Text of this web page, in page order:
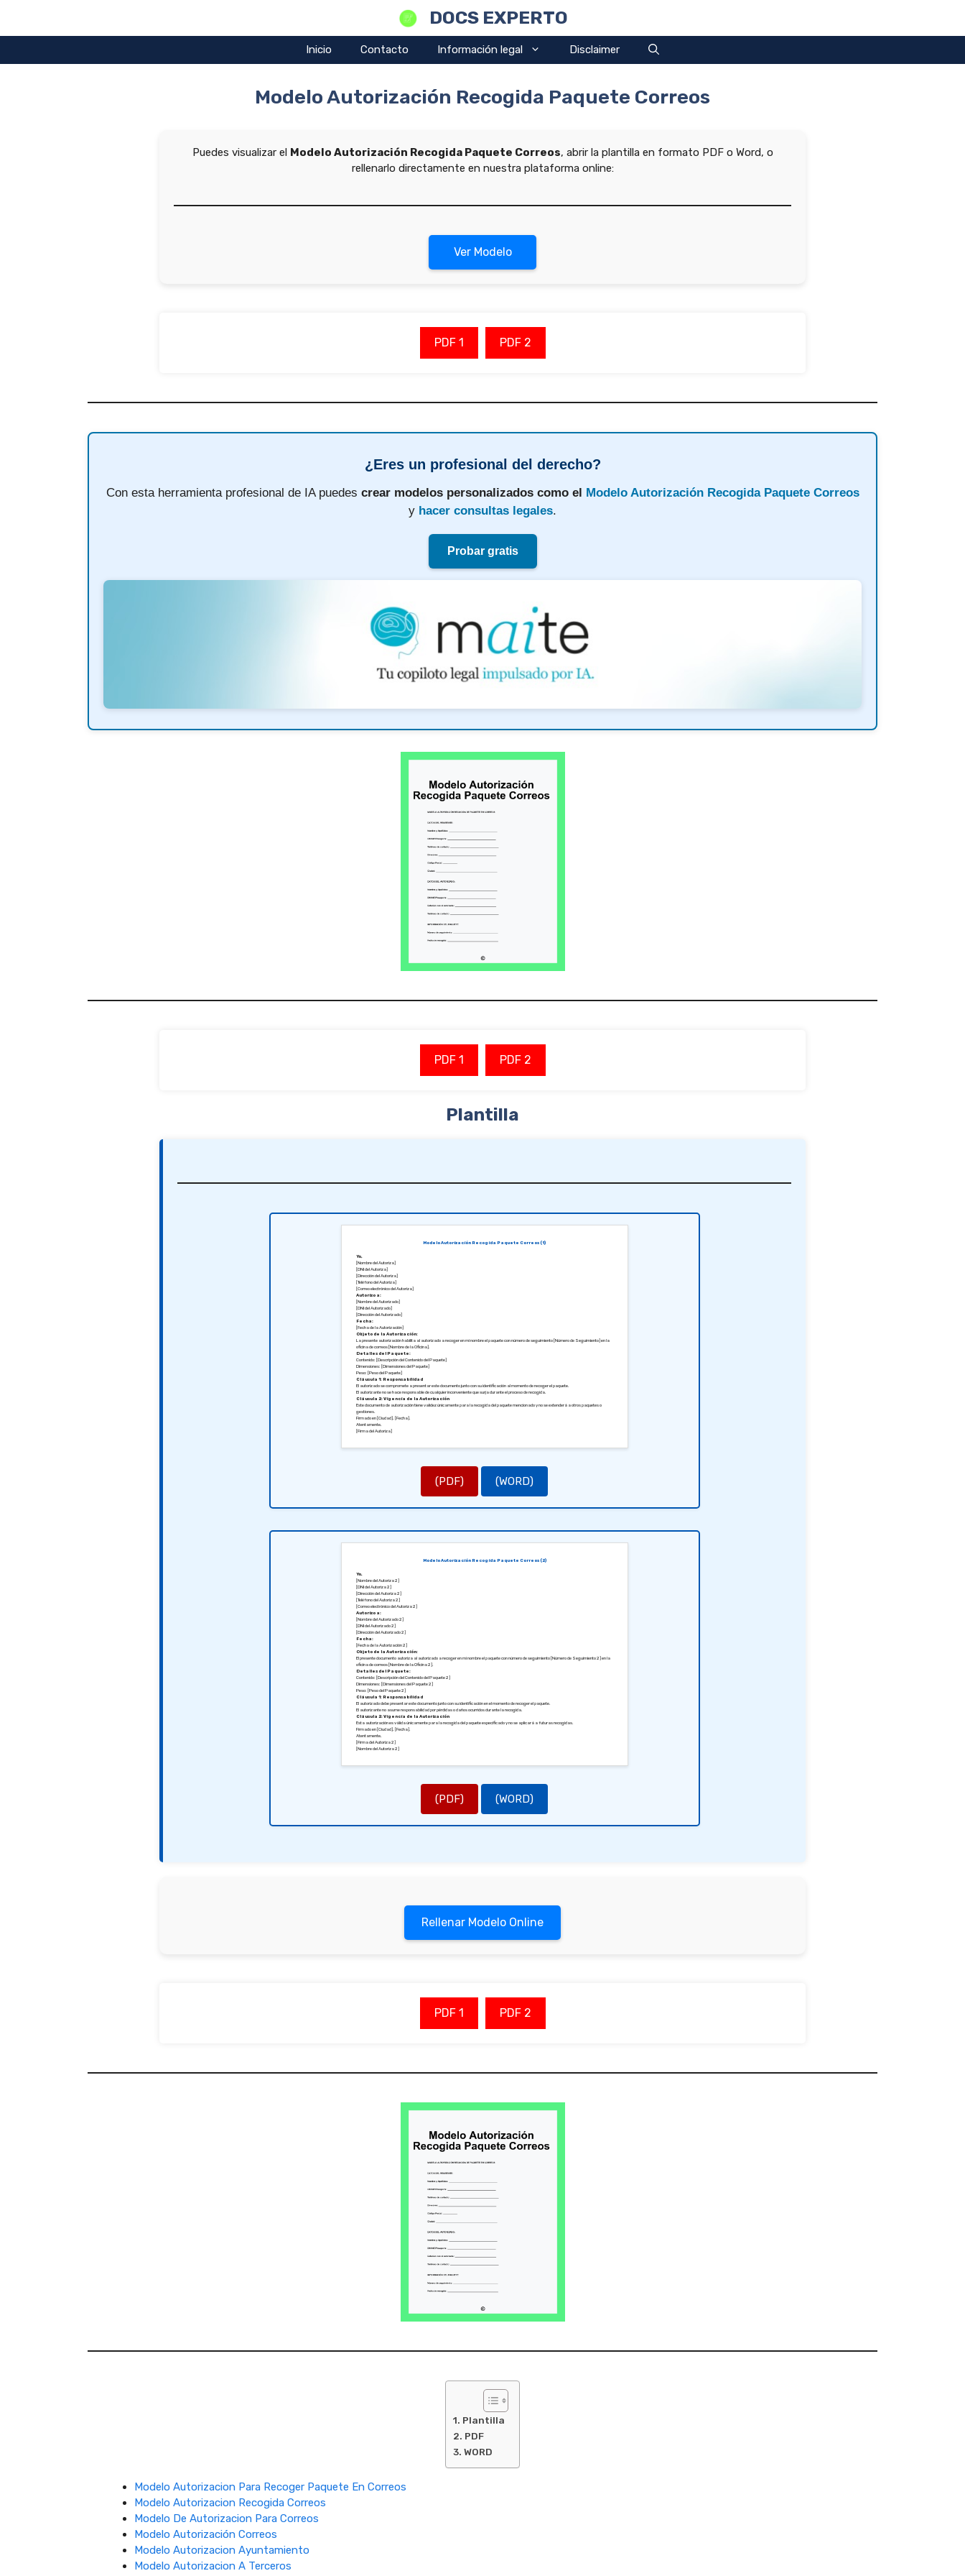
contenido
DOCS EXPERTO
Inicio Contacto Información legal Disclaimer
Modelo Autorización Recogida Paquete Correos
Puedes visualizar el Modelo Autorización Recogida Paquete Correos, abrir la plantilla en formato PDF o Word, o
rellenarlo directamente en nuestra plataforma online:
Ver Modelo
PDF 1 PDF 2
¿Eres un profesional del derecho?
Con esta herramienta profesional de IA puedes crear modelos personalizados como el Modelo Autorización Recogida Paquete Correos
y hacer consultas legales.
Probar gratis
PDF 1 PDF 2
Plantilla
Modelo Autorización Recogida Paquete Correos (1)
Yo,
[Nombre del Autoriza]
[DNI del Autoriza]
[Dirección del Autoriza]
[Teléfono del Autoriza]
[Correo electrónico del Autoriza]
Autorizo a:
[Nombre del Autorizado]
[DNI del Autorizado]
[Dirección del Autorizado]
Fecha:
[Fecha de la Autorización]
Objeto de la Autorización:
La presente autorización habilita al autorizado a recoger en mi nombre el paquete con número de seguimiento [Número de Seguimiento] en la
oficina de correos [Nombre de la Oficina].
Detalles del Paquete:
Contenido: [Descripción del Contenido del Paquete]
Dimensiones: [Dimensiones del Paquete]
Peso: [Peso del Paquete]
Cláusula 1: Responsabilidad
El autorizado se compromete a presentar este documento junto con su identificación al momento de recoger el paquete.
El autorizante no se hace responsable de cualquier inconveniente que surja durante el proceso de recogida.
Cláusula 2: Vigencia de la Autorización
Este documento de autorización tiene validez únicamente para la recogida del paquete mencionado y no se extenderá a otros paquetes o
gestiones.
Firmado en [Ciudad], [Fecha].
Atentamente,
[Firma del Autoriza]
(PDF) (WORD)
Modelo Autorización Recogida Paquete Correos (2)
Yo,
[Nombre del Autoriza 2]
[DNI del Autoriza 2]
[Dirección del Autoriza 2]
[Teléfono del Autoriza 2]
[Correo electrónico del Autoriza 2]
Autorizo a:
[Nombre del Autorizado 2]
[DNI del Autorizado 2]
[Dirección del Autorizado 2]
Fecha:
[Fecha de la Autorización 2]
Objeto de la Autorización:
El presente documento autoriza al autorizado a recoger en mi nombre el paquete con número de seguimiento [Número de Seguimiento 2] en la
oficina de correos [Nombre de la Oficina 2].
Detalles del Paquete:
Contenido: [Descripción del Contenido del Paquete 2]
Dimensiones: [Dimensiones del Paquete 2]
Peso: [Peso del Paquete 2]
Cláusula 1: Responsabilidad
El autorizado debe presentar este documento junto con su identificación en el momento de recoger el paquete.
El autorizante no asume responsabilidad por pérdidas o daños ocurridos durante la recogida.
Cláusula 2: Vigencia de la Autorización
Esta autorización es válida únicamente para la recogida del paquete especificado y no se aplicará a futuras recogidas.
Firmado en [Ciudad], [Fecha].
Atentamente,
[Firma del Autoriza 2]
[Nombre del Autoriza 2]
(PDF) (WORD)
Rellenar Modelo Online
PDF 1 PDF 2
Plantilla
PDF
WORD
Modelo Autorizacion Para Recoger Paquete En Correos
Modelo Autorizacion Recogida Correos
Modelo De Autorizacion Para Correos
Modelo Autorización Correos
Modelo Autorizacion Ayuntamiento
Modelo Autorizacion A Terceros